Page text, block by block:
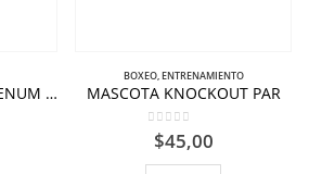
CUERDA DE SALTAR VENUM DE VELOCIDAD CHALLENGER NEGRO-GRIS.
BOXEO,ENTRENAMIENTO
MASCOTA KNOCKOUT PAR
0out of 5
$45,00